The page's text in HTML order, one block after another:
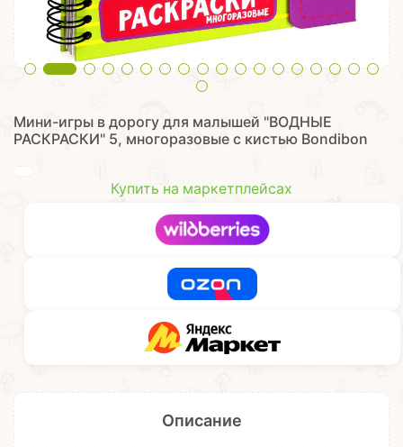
Мини-игры в дорогу для малышей "ВОДНЫЕ
РАСКРАСКИ" 5, многоразовые с кистью Bondibon
Купить на маркетплейсах
Описание